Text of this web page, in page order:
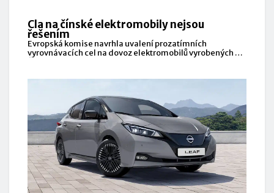
Cla na čínské elektromobily nejsou
řešením
Evropská komise navrhla uvalení prozatímních
vyrovnávacích cel na dovoz elektromobilů vyrobených v